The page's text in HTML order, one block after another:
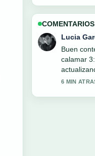
Daniel
La
Bogotá
de seguir.